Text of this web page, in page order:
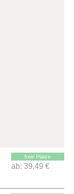
freie Plätze
ab: 39,49 €